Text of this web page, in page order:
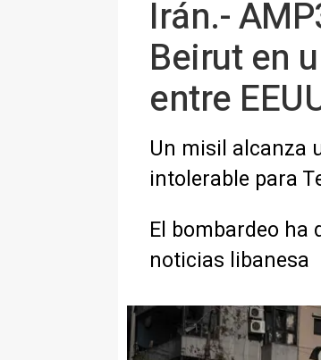
Irán.-
Beirut en
entre
Un misil alcanza
intolerable para
El bombardeo ha
noticias libanesa